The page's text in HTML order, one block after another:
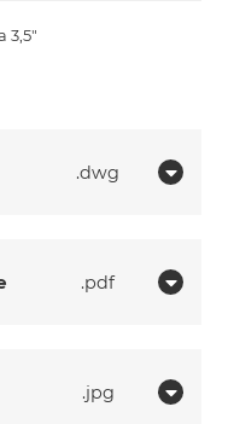
dwg
pdf
jpg
3,5"